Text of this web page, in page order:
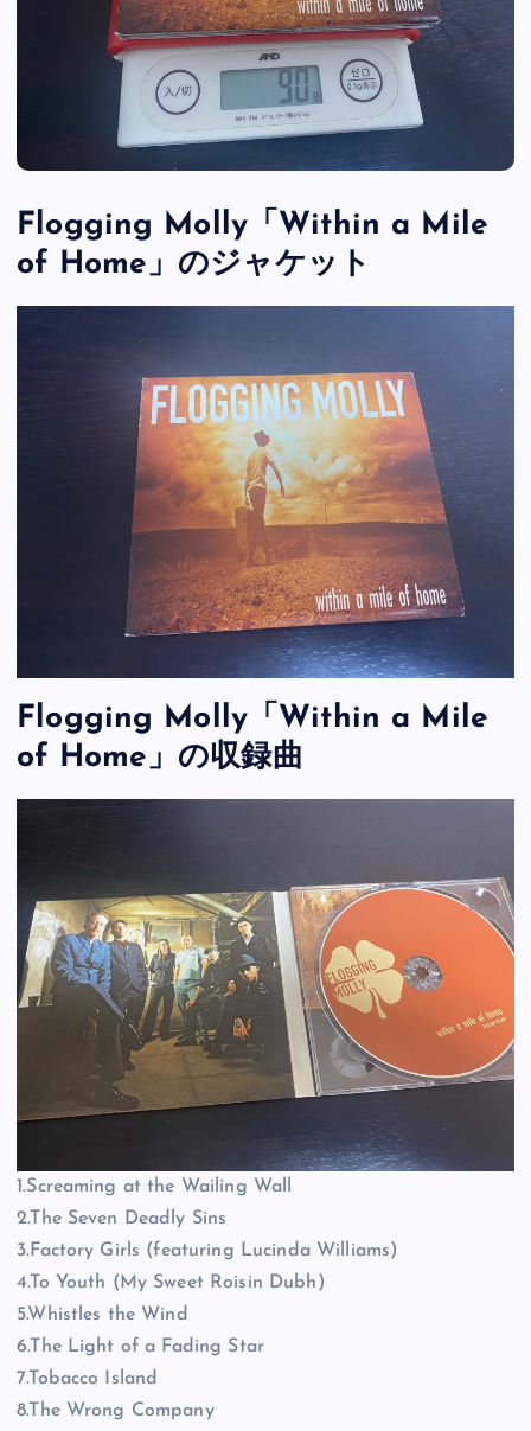
Flogging Molly「Within a Mile
of Home」のジャケット
Flogging Molly「Within a Mile
of Home」の収録曲
1.Screaming at the Wailing Wall
2.The Seven Deadly Sins
3.Factory Girls (featuring Lucinda Williams)
4.To Youth (My Sweet Roisin Dubh)
5.Whistles the Wind
6.The Light of a Fading Star
7.Tobacco Island
8.The Wrong Company